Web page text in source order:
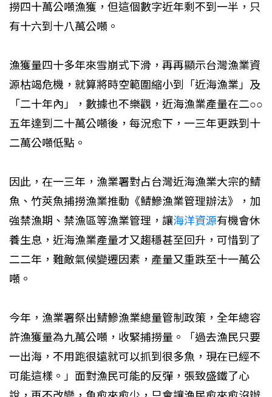
撈四十萬公噸漁獲，但這個數字近年剩不到一半，只
有十六到十八萬公噸。
漁獲量四十多年來雪崩式下滑，再再顯示台灣漁業資
源枯竭危機，就算將時空範圍縮小到「近海漁業」及
「二十年內」，數據也不樂觀，近海漁業產量在二○○
五年達到二十萬公噸後，每況愈下，一三年更跌到十
二萬公噸低點。
因此，在一三年，漁業署對占台灣近海漁業大宗的鯖
魚、竹莢魚捕撈漁業推動《鯖鰺漁業管理辦法》，加
強禁漁期、禁漁區等漁業管理，讓海洋資源有機會休
養生息，近海漁業產量才又趨穩甚至回升，可惜到了
二二年，難敵氣候變遷因素，產量又重跌至十一萬公
噸。
今年，漁業署祭出鯖鰺漁業總量管制政策，全年總容
許漁獲量為九萬公噸，收緊捕撈量。「過去漁民只要
一出海，不用跑很遠就可以抓到很多魚，現在已經不
可能這樣。」面對漁民可能的反彈，張致盛鐵了心